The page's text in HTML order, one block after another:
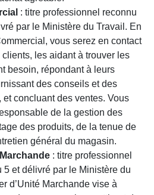
: titre professionnel reconnu
par le Ministère du Travail. En
vous serez en contact
les aidant à trouver les
besoin, répondant à leurs
des conseils et des
et concluant des ventes. Vous
de la gestion des
des produits, de la tenue de
général du magasin.
: titre professionnel
5 et délivré par le Ministère du
d’Unité Marchande vise à